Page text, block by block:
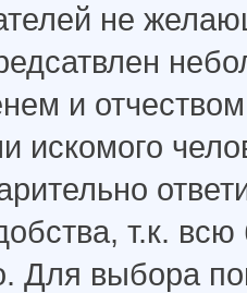
не
и
искомого
т.к.
Для выбора